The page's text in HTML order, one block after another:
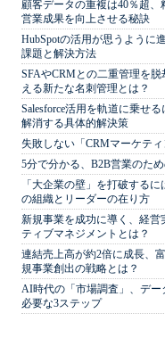
顧客データの重複は40％超、
営業成果を向上させる秘訣
HubSpotの活用が思うよう
課題と解決方法
SFAやCRMとの二重管理を
える新たな名刺管理とは？
Salesforce活用を軌道に乗せ
解消する具体的解決策
失敗しない「CRMマーケテ
5分で分かる、B2B営業のた
「大企業の壁」を打破する
の組織とリーダーの在り方
新規事業を成功に導く、経営
ティブマネジメントとは？
連結売上高が約2倍に成長、
規事業創出の戦略とは？
AI時代の「市場調査」、デー
必要な3ステップ